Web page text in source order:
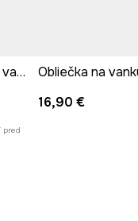
Dekoratívna obliečka na vankúš
pred
16,90 €